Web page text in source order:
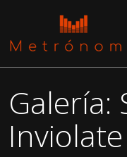
Galería: